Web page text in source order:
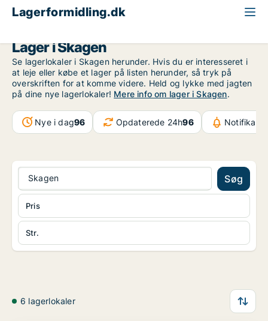
Lagerformidling.dk
Lager i Skagen
Se lagerlokaler i Skagen herunder. Hvis du er interesseret i
at leje eller købe et lager på listen herunder, så tryk på
overskriften for at komme videre. Held og lykke med jagten
på dine nye lagerlokaler! Mere info om lager i Skagen.
Nye i dag96 Opdaterede 24h96
Skagen Søg
Str.
Pris
6 lagerlokaler